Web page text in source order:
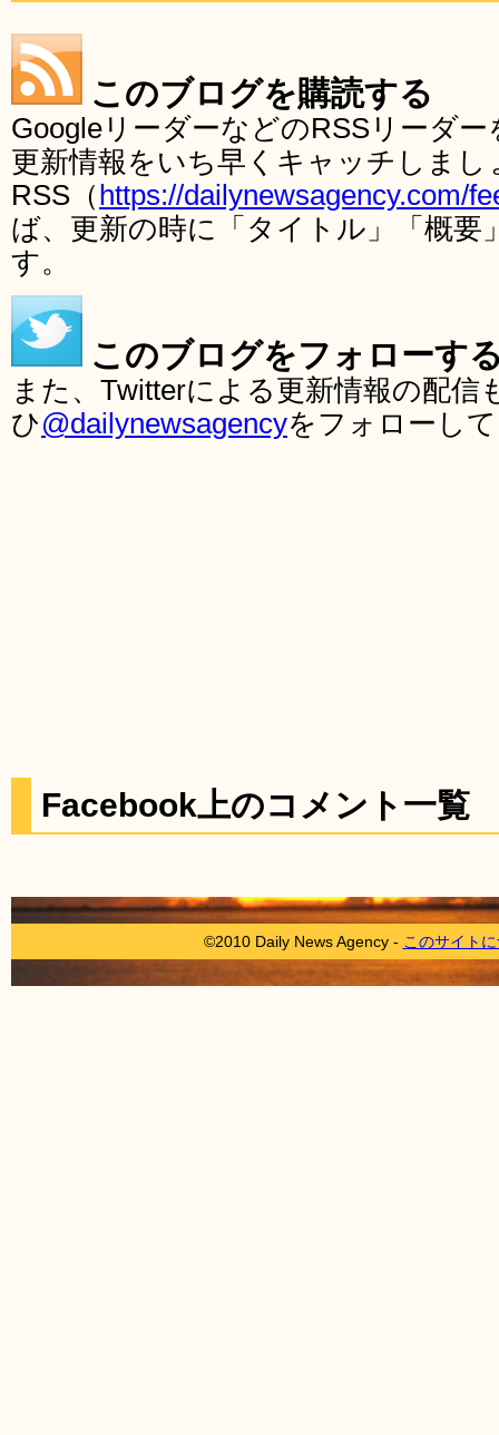
このブログを購読する
GoogleリーダーなどのRSSリーダ
更新情報をいち早くキャッチしま
RSS（ https://dailynewsagency.com/
ば、更新の時に「タイトル」「概要
す。
このブログをフォローす
また、Twitterによる更新情報の配
ひ@dailynewsagencyをフォローし
Facebook上のコメント一覧
©2010 Daily News Agency - このサイト